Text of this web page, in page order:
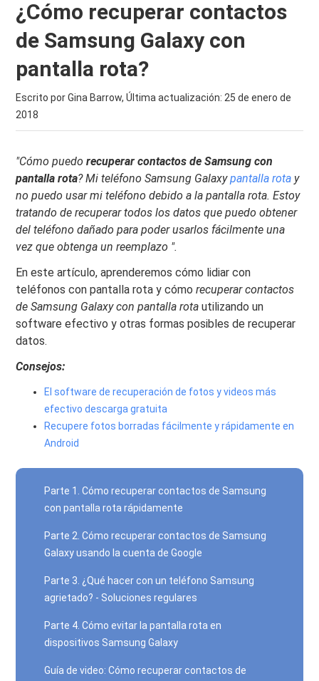
¿Cómo recuperar contactos
de Samsung Galaxy con
pantalla rota?
Escrito por Gina Barrow, Última actualización: 25 de enero de
2018
"Cómo puedorecuperar contactos de Samsung con
pantalla rota? Mi teléfono Samsung Galaxypantalla rota y
no puedo usar mi teléfono debido a la pantalla rota. Estoy
tratando de recuperar todos los datos que puedo obtener
del teléfono dañado para poder usarlos fácilmente una
vez que obtenga un reemplazo ".
En este artículo, aprenderemos cómo lidiar con
teléfonos con pantalla rota y cómorecuperar contactos
de Samsung Galaxy con pantalla rota utilizando un
software efectivo y otras formas posibles de recuperar
datos.
Consejos:
El software de recuperación de fotos y videos más
efectivo descarga gratuita
Recupere fotos borradas fácilmente y rápidamente en
Android
Parte 1. Cómo recuperar contactos de Samsung
con pantalla rota rápidamente
Parte 2. Cómo recuperar contactos de Samsung
Galaxy usando la cuenta de Google
Parte 3. ¿Qué hacer con un teléfono Samsung
agrietado? - Soluciones regulares
Parte 4. Cómo evitar la pantalla rota en
dispositivos Samsung Galaxy
Guía de video: Cómo recuperar contactos de